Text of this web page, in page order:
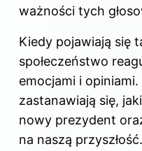
ważności tych
Kiedy pojawiają się
społeczeństwo
emocjami i
zastanawiają się,
nowy prezydent
na naszą